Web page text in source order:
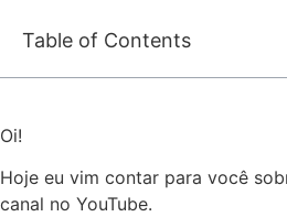
Table of Contents
Oi!
Hoje eu vim contar para você
canal no YouTube.